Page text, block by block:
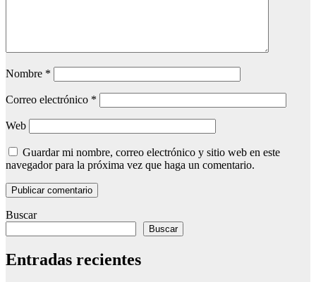
Nombre *
Correo electrónico *
Web
Guardar mi nombre, correo electrónico y sitio web en este
navegador para la próxima vez que haga un comentario.
Buscar
Buscar
Entradas recientes